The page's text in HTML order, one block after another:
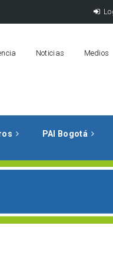
Noticias Medios
PAI Bogotá